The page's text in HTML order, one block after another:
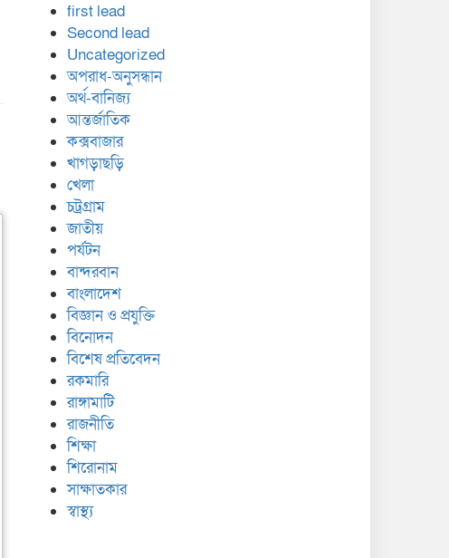
first lead
Second lead
Uncategorized
অপরাধ-অনুসন্ধান
অর্থ-বানিজ্য
আন্তর্জাতিক
কক্সবাজার
খাগড়াছড়ি
খেলা
চট্রগ্রাম
জাতীয়
পর্যটন
বান্দরবান
বাংলাদেশ
বিজ্ঞান ও প্রযুক্তি
বিনোদন
বিশেষ প্রতিবেদন
রকমারি
রাঙ্গামাটি
রাজনীতি
শিক্ষা
শিরোনাম
সাক্ষাতকার
স্বাস্থ্য